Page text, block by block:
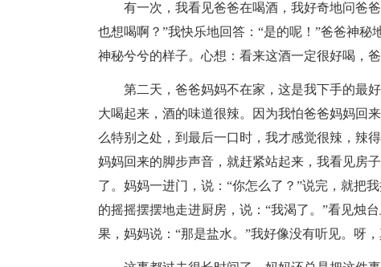
有一次，我看见爸爸在喝酒，我好奇地问爸
也想喝啊？”我快乐地回答：“是的呢！”爸爸神
神秘兮兮的样子。心想：看来这酒一定很好喝，
第二天，爸爸妈妈不在家，这是我下手的最
大喝起来，酒的味道很辣。因为我怕爸爸妈妈回
么特别之处，到最后一口时，我才感觉很辣，辣
妈妈回来的脚步声音，就赶紧站起来，我看见房
了。妈妈一进门，说：“你怎么了？”说完，就把
的摇摇摆摆地走进厨房，说：“我渴了。”看见烛
果，妈妈说：“那是盐水。”我好像没有听见。呀